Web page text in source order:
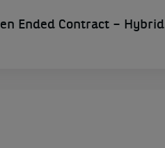
Ended Contract – Hybrid